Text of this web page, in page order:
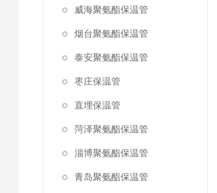
威海聚氨酯保温管
烟台聚氨酯保温管
泰安聚氨酯保温管
枣庄保温管
直埋保温管
菏泽聚氨酯保温管
淄博聚氨酯保温管
青岛聚氨酯保温管